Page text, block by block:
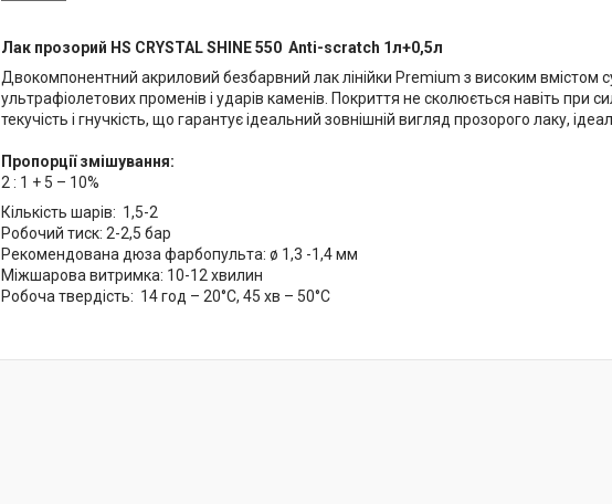
Лак прозорий HS CRYSTAL SHINE 550 Anti-scratch 1л+0,5л
Двокомпонентний акриловий безбарвний лак лінійки Premium з високим вмістом
ультрафіолетових променів і ударів каменів. Покриття не сколюється навіть при
текучість і гнучкість, що гарантує ідеальний зовнішній вигляд прозорого лаку,
Пропорції змішування:
2 : 1 + 5 – 10%
Кількість шарів: 1,5-2
Робочий тиск: 2-2,5 бар
Рекомендована дюза фарбопульта: ø 1,3 -1,4 мм
Міжшарова витримка: 10-12 хвилин
Робоча твердість: 14 год – 20°C, 45 хв – 50°C